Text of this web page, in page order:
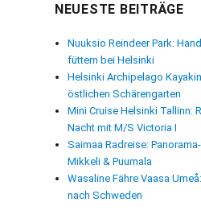
NEUESTE BEITRÄGE
Nuuksio Reindeer Park:
füttern bei Helsinki
Helsinki Archipelago
östlichen Schärengarten
Mini Cruise Helsinki Tallinn:
Nacht mit M/S Victoria I
Saimaa Radreise:
Mikkeli & Puumala
Wasaline Fähre Vaasa
nach Schweden